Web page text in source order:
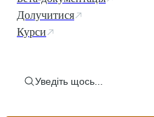
Долучитися
Курси
Уведіть щось...